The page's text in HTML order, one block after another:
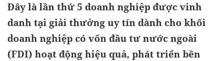
Đây là lần thứ 5 doanh nghiệp được vinh
danh tại giải thưởng uy tín dành cho khối
doanh nghiệp có vốn đầu tư nước ngoài
(FDI) hoạt động hiệu quả, phát triển bền